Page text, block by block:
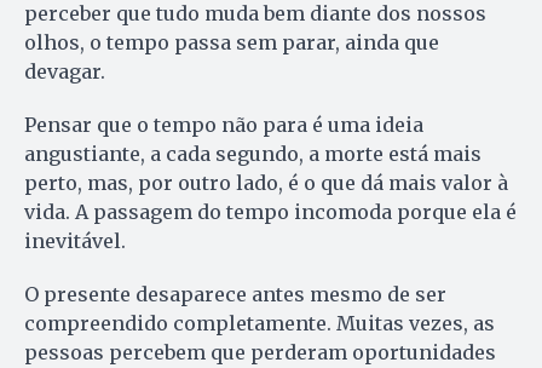
perceber que tudo muda bem diante dos nossos
olhos, o tempo passa sem parar, ainda que
devagar.
Pensar que o tempo não para é uma ideia
angustiante, a cada segundo, a morte está mais
perto, mas, por outro lado, é o que dá mais valor à
vida. A passagem do tempo incomoda porque ela é
inevitável.
O presente desaparece antes mesmo de ser
compreendido completamente. Muitas vezes, as
pessoas percebem que perderam oportunidades